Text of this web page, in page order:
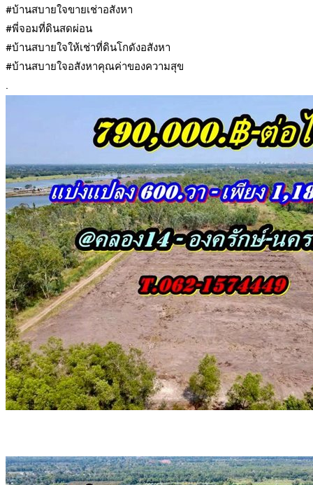
#บ้านสบายใจขายเช่าอสังหา
#พี่จอมที่ดินสดผ่อน
#บ้านสบายใจให้เช่าที่ดินโกดังอสังหา
#บ้านสบายใจอสังหาคุณค่าของความสุข
.